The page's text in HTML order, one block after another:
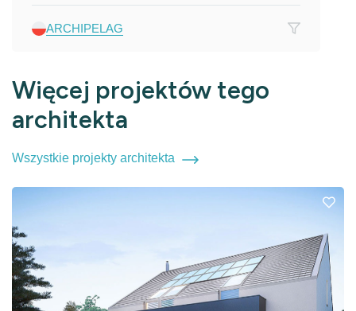
ARCHIPELAG
Więcej projektów tego
architekta
Wszystkie projekty architekta